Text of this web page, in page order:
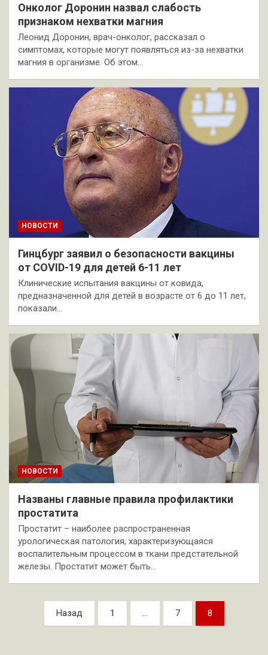
Онколог Доронин назвал слабость
признаком нехватки магния
Леонид Доронин, врач-онколог, рассказал о
симптомах, которые могут появляться из-за нехватки
магния в организме. Об этом…
НОВОСТИ
Гинцбург заявил о безопасности вакцины
от COVID-19 для детей 6-11 лет
Клинические испытания вакцины от ковида,
предназначенной для детей в возрасте от 6 до 11 лет,
показали…
НОВОСТИ
Названы главные правила профилактики
простатита
Простатит – наиболее распространенная
урологическая патология, характеризующаяся
воспалительным процессом в ткани предстательной
железы. Простатит может быть…
Пагинация
записей
Назад 1 … 7 8